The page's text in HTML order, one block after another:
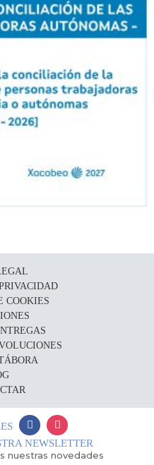
COOKIES
NEWSLETTER
nuestras novedades